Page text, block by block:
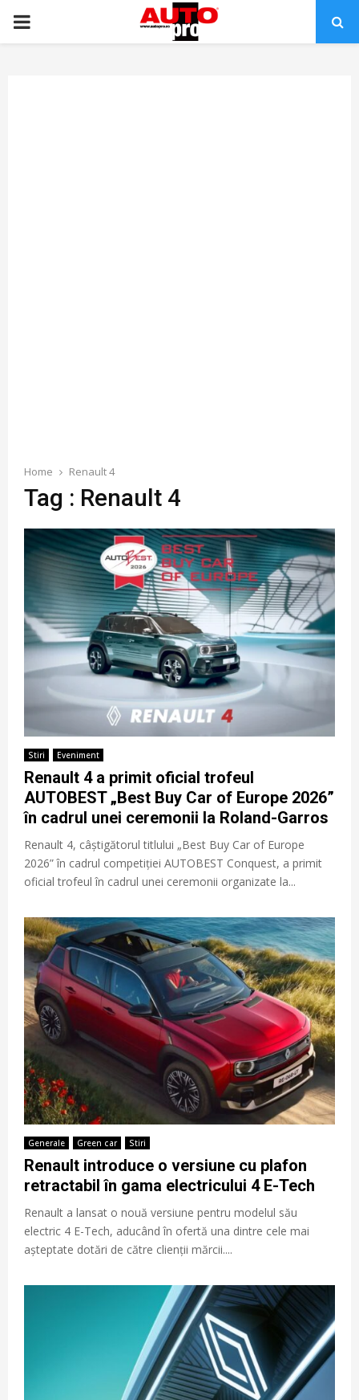
PRIMARY
Home Renault 4
Tag : Renault 4
Stiri Eveniment
Renault 4 a primit oficial trofeul
AUTOBEST „Best Buy Car of Europe 2026”
în cadrul unei ceremonii la Roland-Garros
Renault 4, câștigătorul titlului „Best Buy Car of Europe
2026” în cadrul competiției AUTOBEST Conquest, a primit
oficial trofeul în cadrul unei ceremonii organizate la...
Generale Green car Stiri
Renault introduce o versiune cu plafon
retractabil în gama electricului 4 E-Tech
Renault a lansat o nouă versiune pentru modelul său
electric 4 E-Tech, aducând în ofertă una dintre cele mai
așteptate dotări de către clienții mărcii....